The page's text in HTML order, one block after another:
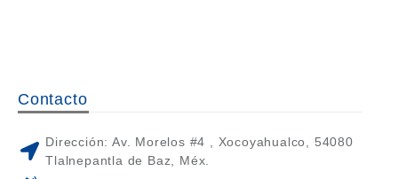
Contacto
Dirección: Av. Morelos #4 , Xocoyahualco, 54080
Tlalnepantla de Baz, Méx.